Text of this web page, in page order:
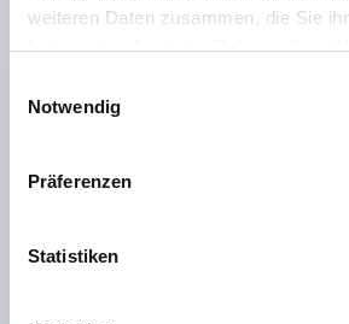
weiteren Daten zusammen, die Sie
haben oder die sie im Rahmen Ihrer
Notwendig
Präferenzen
Statistiken
Durch Ändern der
Bedienkopfteils sind 8
Einführungsrichtungen des
was eine flexible
Der Betätigereinlass ist aus
die Stabilität des Kopfes erhöht.
Ein Betätiger mit Gummipuffer
Stößen beim Einführen des